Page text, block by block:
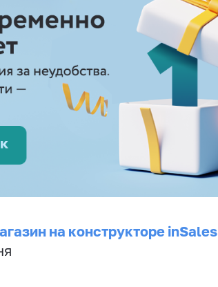
на конструкторе inSales